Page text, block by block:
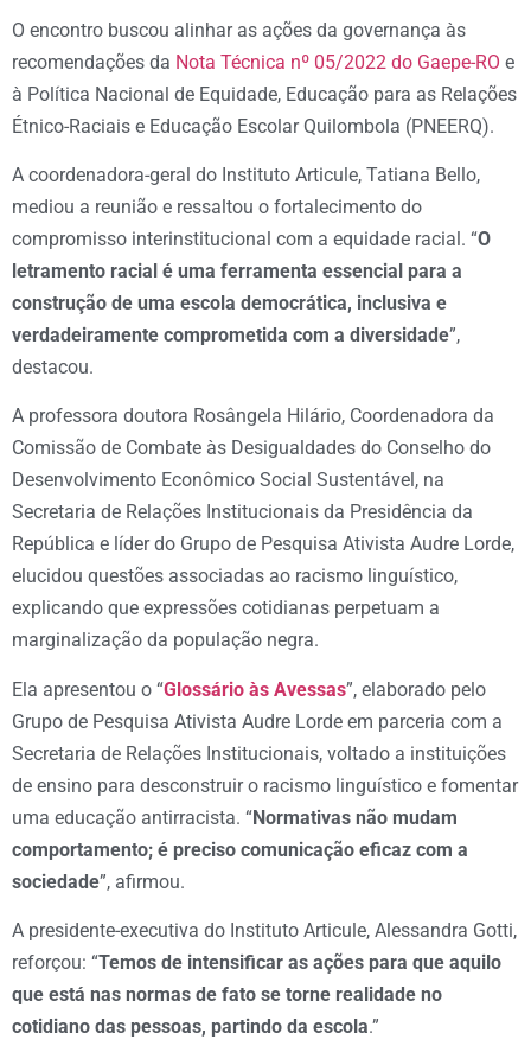
O encontro buscou alinhar as ações da governança às
recomendações da Nota Técnica nº 05/2022 do Gaepe-RO e
à Política Nacional de Equidade, Educação para as Relações
Étnico-Raciais e Educação Escolar Quilombola (PNEERQ).
A coordenadora-geral do Instituto Articule, Tatiana Bello,
mediou a reunião e ressaltou o fortalecimento do
compromisso interinstitucional com a equidade racial. “O
letramento racial é uma ferramenta essencial para a
construção de uma escola democrática, inclusiva e
verdadeiramente comprometida com a diversidade”,
destacou.
A professora doutora Rosângela Hilário, Coordenadora da
Comissão de Combate às Desigualdades do Conselho do
Desenvolvimento Econômico Social Sustentável, na
Secretaria de Relações Institucionais da Presidência da
República e líder do Grupo de Pesquisa Ativista Audre Lorde,
elucidou questões associadas ao racismo linguístico,
explicando que expressões cotidianas perpetuam a
marginalização da população negra.
Ela apresentou o “Glossário às Avessas”, elaborado pelo
Grupo de Pesquisa Ativista Audre Lorde em parceria com a
Secretaria de Relações Institucionais, voltado a instituições
de ensino para desconstruir o racismo linguístico e fomentar
uma educação antirracista. “Normativas não mudam
comportamento; é preciso comunicação eficaz com a
sociedade”, afirmou.
A presidente-executiva do Instituto Articule, Alessandra Gotti,
reforçou: “Temos de intensificar as ações para que aquilo
que está nas normas de fato se torne realidade no
cotidiano das pessoas, partindo da escola.”